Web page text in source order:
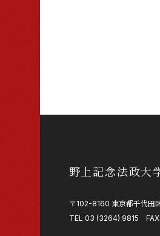
野上記念法政大
〒102-8160 東京都千代田
TEL 03 (3264) 9815